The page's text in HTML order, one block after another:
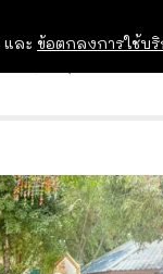
และ ข้อตกลงการใช้บริ